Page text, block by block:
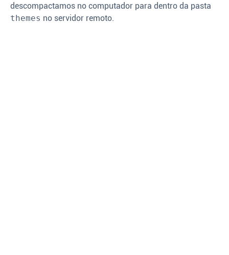
descompactamos no computador para dentro da pasta
themes no servidor remoto.